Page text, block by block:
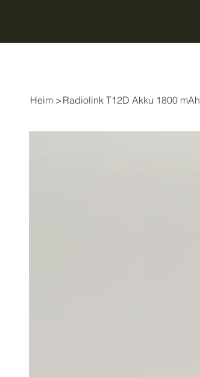
Heim >Radiolink T12D Akku 1800 mAh